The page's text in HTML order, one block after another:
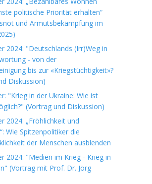
politische Priorität erhalten“
und Armutsbekämpfung im
2024: "Deutschlands (Irr)Weg in
- von der
bis zur «Kriegstüchtigkeit»?
Diskussion)
"Krieg in der Ukraine: Wie ist
(Vortrag und Diskussion)
2024: „Fröhlichkeit und
Wie Spitzenpolitiker die
der Menschen ausblenden
2024: "Medien im Krieg - Krieg in
(Vortrag mit Prof. Dr. Jörg